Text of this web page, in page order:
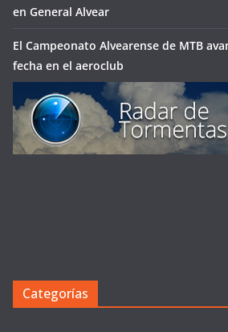
en General Alvear
El Campeonato Alvearense de MTB
fecha en el aeroclub
Categorías